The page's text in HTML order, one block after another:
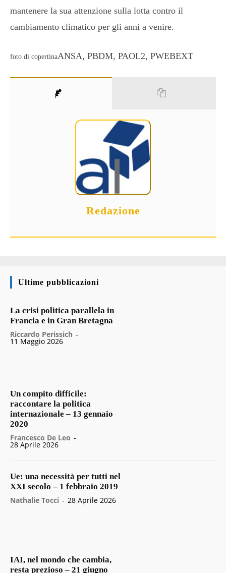
mantenere la sua attenzione sulla lotta contro il
cambiamento climatico per gli anni a venire.
foto di copertinaANSA, PBDM, PAOL2, PWEBEXT
Redazione
Ultime pubblicazioni
La crisi politica parallela in
Francia e in Gran Bretagna
Riccardo Perissich -
11 Maggio 2026
Un compito difficile:
raccontare la politica
internazionale – 13 gennaio
2020
Francesco De Leo -
28 Aprile 2026
Ue: una necessità per tutti nel
XXI secolo – 1 febbraio 2019
Nathalie Tocci - 28 Aprile 2026
IAI, nel mondo che cambia,
resta prezioso – 21 giugno